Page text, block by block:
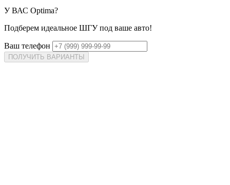
У ВАС Optima?
Подберем идеальное ШГУ под ваше авто!
Ваш телефон
ПОЛУЧИТЬ ВАРИАНТЫ